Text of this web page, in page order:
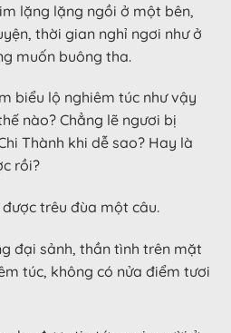
lặng lặng ngồi ở một bên,
thời gian nghỉ ngơi như ở
muốn buông tha.
biểu lộ nghiêm túc như vậy
nào? Chẳng lẽ ngươi bị
Thành khi dễ sao? Hay là
rồi?
trêu đùa một câu.
đại sảnh, thần tình trên mặt
túc, không có nửa điểm tươi